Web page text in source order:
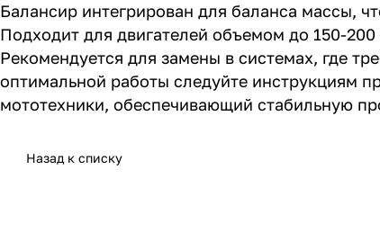
Балансир интегрирован для баланса массы,
Подходит для двигателей объемом до 150-
Рекомендуется для замены в системах, где
оптимальной работы следуйте инструкциям
мототехники, обеспечивающий стабильную
Назад к списку